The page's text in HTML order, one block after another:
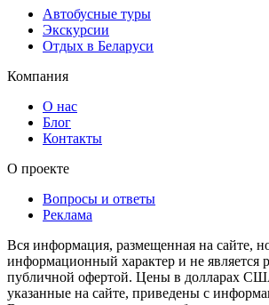
Автобусные туры
Экскурсии
Отдых в Беларуси
Компания
О нас
Блог
Контакты
О проекте
Вопросы и ответы
Реклама
Вся информация, размещенная на сайте,
информационный характер и не является
публичной офертой. Цены в долларах
указанные на сайте, приведены с